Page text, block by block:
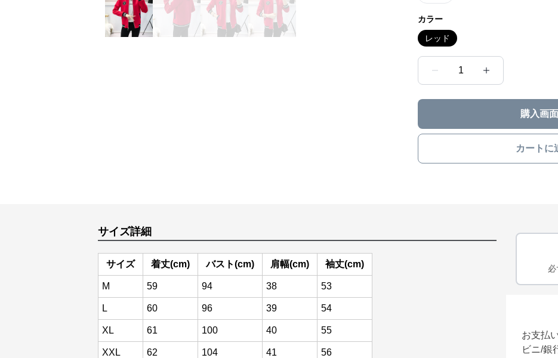
カラー
レッド
1
購入画
カートに
サイズ詳細
サイズ 着丈(cm) バスト(cm) 肩幅(cm) 袖丈(cm)
M 59 94 38 53
L 60 96 39 54
XL 61 100 40 55
XXL 62 104 41 56
必
お支払
ビニ/銀